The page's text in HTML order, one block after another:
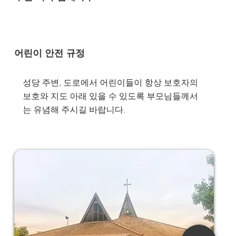
어린이 안전 규정
성당 주변, 도로에서 어린이들이 항상 보호자의
보호와 지도 아래 있을 수 있도록 부모님들께서
는 유념해 주시길 바랍니다.​